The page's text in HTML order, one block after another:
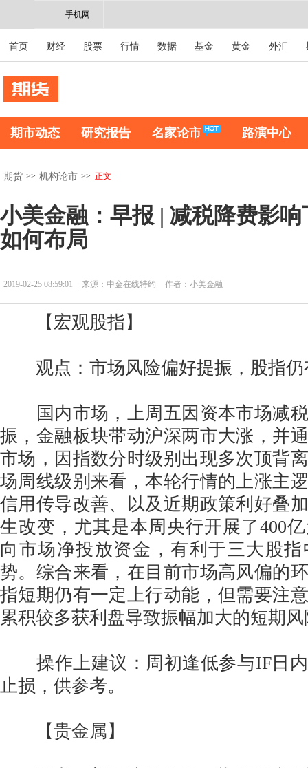
手机网
首页 财经 股票 行情 数据 基金 黄金 外汇
期市动态 研究报告 名家论市 路演中心
期货 >> 机构论市 >> 正文
小美金融：早报 | 减税降费影
如何布局
2019-02-25 08:59:01 来源：中金在线特约 作者：小美金融
【宏观股指】
观点：市场风险偏好提振，股指仍
国内市场，上周五因资本市场减税
振，金融板块带动沪深两市大涨，并
市场，因指数分时级别出现多次顶背
场周线级别来看，本轮行情的上涨主
信用传导改善、以及近期政策利好叠
生改变，尤其是本周央行开展了400
向市场净投放资金，有利于三大股
势。综合来看，在目前市场高风偏的
指短期仍有一定上行动能，但需要注
累积较多获利盘导致振幅加大的短期
操作上建议：周初逢低参与IF日内
止损，供参考。
【贵金属】